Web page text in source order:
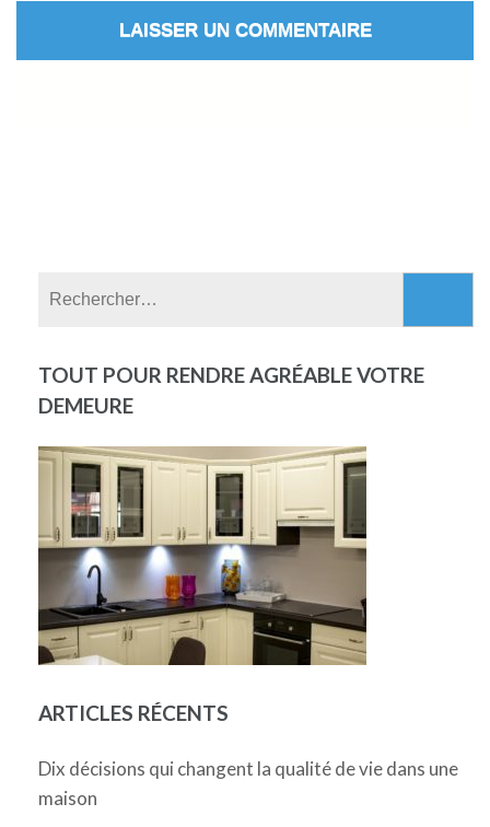
TOUT POUR RENDRE AGRÉABLE VOTRE
DEMEURE
ARTICLES RÉCENTS
Dix décisions qui changent la qualité de vie dans une
maison